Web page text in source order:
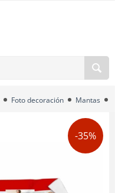
Foto decoración Mantas
-35%